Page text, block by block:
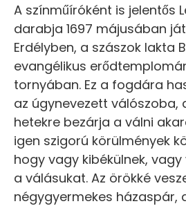
A színműíróként is jelentős
darabja 1697 májusában
Erdélyben, a szászok lakta
evangélikus
tornyában. Ez a fogdára
az úgynevezett válószoba,
hetekre bezárja a válni
igen szigorú körülmények
hogy vagy kibékülnek,
a válásukat. Az örökké
négygyermekes házaspár,